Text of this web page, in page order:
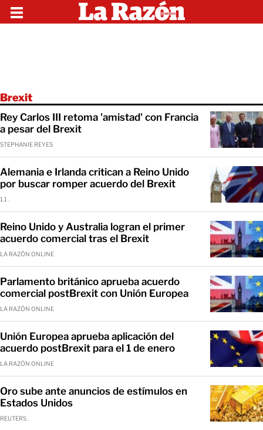
Brexit
Rey Carlos III retoma 'amistad' con Francia
a pesar del Brexit
STEPHANIE REYES
Alemania e Irlanda critican a Reino Unido
por buscar romper acuerdo del Brexit
1.1 .
Reino Unido y Australia logran el primer
acuerdo comercial tras el Brexit
LA RAZÓN ONLINE
Parlamento británico aprueba acuerdo
comercial postBrexit con Unión Europea
LA RAZÓN ONLINE
Unión Europea aprueba aplicación del
acuerdo postBrexit para el 1 de enero
LA RAZÓN ONLINE
Oro sube ante anuncios de estímulos en
Estados Unidos
REUTERS .